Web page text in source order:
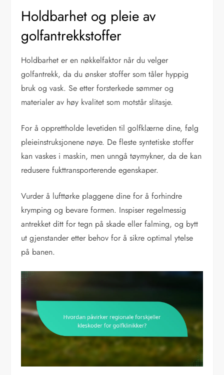
Holdbarhet og pleie av
golfantrekkstoffer
Holdbarhet er en nøkkelfaktor når du velger
golfantrekk, da du ønsker stoffer som tåler hyppig
bruk og vask. Se etter forsterkede sømmer og
materialer av høy kvalitet som motstår slitasje.
For å opprettholde levetiden til golfklærne dine, følg
pleieinstruksjonene nøye. De fleste syntetiske stoffer
kan vaskes i maskin, men unngå tøymykner, da de kan
redusere fukttransporterende egenskaper.
Vurder å lufttørke plaggene dine for å forhindre
krymping og bevare formen. Inspiser regelmessig
antrekket ditt for tegn på skade eller falming, og bytt
ut gjenstander etter behov for å sikre optimal ytelse
på banen.